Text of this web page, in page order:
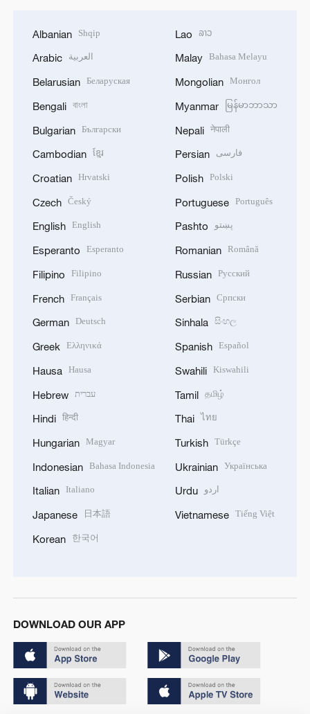
Albanian Shqip
Arabic العربية
Belarusian Беларуская
Bengali বাংলা
Bulgarian Български
Cambodian ខ្មែរ
Croatian Hrvatski
Czech Český
English English
Esperanto Esperanto
Filipino Filipino
French Français
German Deutsch
Greek Ελληνικά
Hausa Hausa
Hebrew עברית
Hindi हिन्दी
Hungarian Magyar
Indonesian Bahasa Indonesia
Italian Italiano
Japanese 日本語
Korean 한국어
Lao ລາວ
Malay Bahasa Melayu
Mongolian Монгол
Myanmar မြန်မာဘာသာ
Nepali नेपाली
Persian فارسی
Polish Polski
Portuguese Português
Pashto پښتو
Romanian Română
Russian Русский
Serbian Српски
Sinhala සිංහල
Spanish Español
Swahili Kiswahili
Tamil தமிழ்
Thai ไทย
Turkish Türkçe
Ukrainian Українська
Urdu اردو
Vietnamese Tiếng Việt
DOWNLOAD OUR APP